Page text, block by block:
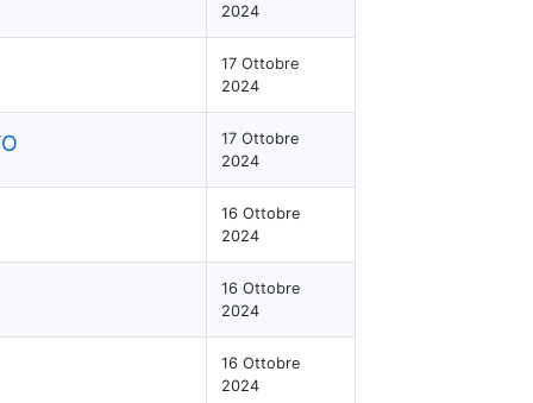
2024
17 Ottobre
2024
17 Ottobre
2024
16 Ottobre
2024
16 Ottobre
2024
16 Ottobre
2024